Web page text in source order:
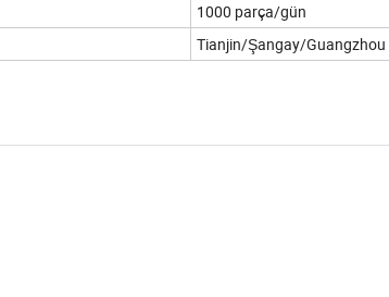
1000 parça/gün
Tianjin/Şangay/Guangzhou